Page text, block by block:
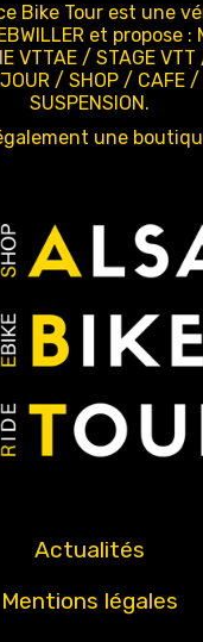
Actualités
Mentions légales
Bike Tour est une
et propose :
VTTAE / STAGE
/ SHOP / CAFE /
SUSPENSION.
une